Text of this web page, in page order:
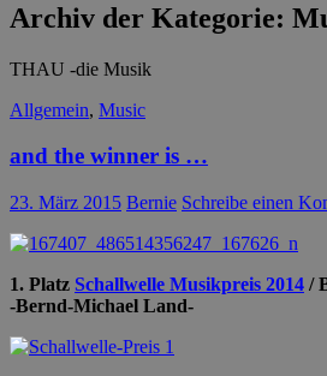
Archiv der Kategorie:
THAU -die Musik
Allgemein, Music
and the winner is …
23. März 2015 Bernie Schreibe einen
1. Platz Schallwelle Musikpreis 2014 /
-Bernd-Michael Land-